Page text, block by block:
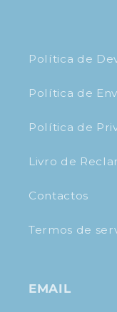
Política de
Política de
Política de
Livro de
Contactos
Termos de
EMAIL